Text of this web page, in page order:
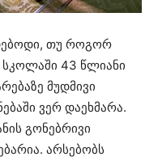
თუ როგორ
სკოლაში 43 წლიანი
მუდმივი
ვერ დაეხმარა.
გონებრივი
არსებობს